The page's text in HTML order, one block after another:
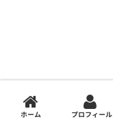
ホーム プロフィール